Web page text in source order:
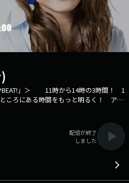
」＞ 11時から14時の3時間！ 1
ころにある時間をもっと明るく！ アッ
台中盤 【 Kvi Baba 】スタジオ生出
の曲が聞こえてくるでしょうか?？？
BEAT!】 再来週から開催のFUJI ROCK
クを愛するアーティストが魅力を語りま
薬 Heartful Voice】 電話でランチタ
配信が終了
しました